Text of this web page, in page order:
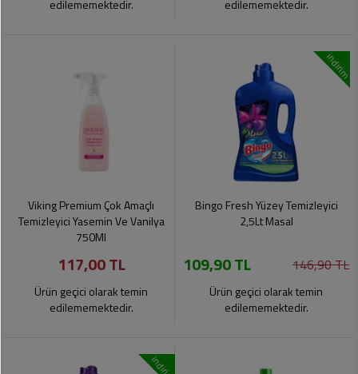
edilememektedir. edilememektedir.
Viking Premium Çok Amaçlı
Temizleyici Yasemin Ve Vanilya
750Ml
117,00 TL
Ürün geçici olarak temin
edilememektedir.
indirim
Bingo Fresh Yüzey Temizleyici
2,5Lt Masal
109,90 TL 146,90 TL
Ürün geçici olarak temin
edilememektedir.